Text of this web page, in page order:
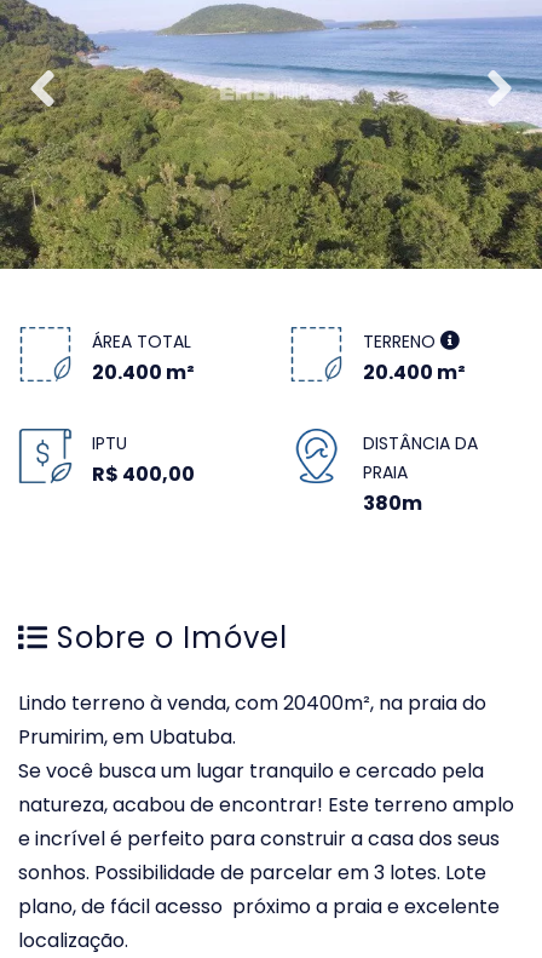
ÁREA TOTAL
20.400 m²
TERRENO
20.400 m²
IPTU
R$ 400,00
DISTÂNCIA DA
PRAIA
380m
Sobre o Imóvel
Lindo terreno à venda, com 20400m², na praia do
Prumirim, em Ubatuba.
Se você busca um lugar tranquilo e cercado pela
natureza, acabou de encontrar! Este terreno amplo
e incrível é perfeito para construir a casa dos seus
sonhos. Possibilidade de parcelar em 3 lotes. Lote
plano, de fácil acesso próximo a praia e excelente
localização.